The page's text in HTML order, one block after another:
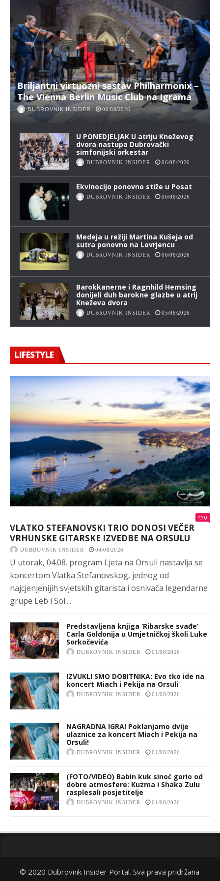
Briljantni virtuozni sastav Philharmonix –
The Vienna Berlin Music Club na Igrama
DUBROVNIK INSIDER 06/08/2026
U PONEDJELJAK U atriju Kneževog
dvora nastupa Dubrovački
simfonijski orkestar
DUBROVNIK INSIDER 06/08/2026
Ekvinocijo ponovno stiže u Posat
DUBROVNIK INSIDER 06/08/2026
Medeja u režiji Martina Kušeja od
sutra ponovno na Lovrjencu
DUBROVNIK INSIDER 06/08/2026
Barokkanerne i Ragnhild Hemsing
donijeli duh barokne glazbe u atrij
Kneževa dvora
DUBROVNIK INSIDER 05/08/2026
LIFESTYLE
0
VLATKO STEFANOVSKI TRIO DONOSI VEČER
VRHUNSKE GITARSKE IZVEDBE NA ORSULU
DUBROVNIK INSIDER 04/08/2026
U utorak, 04.08. program Ljeta na Orsuli nastavlja se
koncertom Vlatka Stefanovskog, jednog od
najcjenjenijih svjetskih gitarista i osnivača legendarne
grupe Leb i Sol....
Predstavljena knjiga ‘Ribarske svađe’
Carla Goldonija u Umjetničkoj školi Luke
Sorkočevića
DUBROVNIK INSIDER 01/08/2026
IZVUKLI SMO DOBITNIKA: Evo tko ide na
koncert Miach i Pekija na Orsuli
DUBROVNIK INSIDER 01/08/2026
NAGRADNA IGRA! Poklanjamo dvije
ulaznice za koncert Miach i Pekija na
Orsuli!
DUBROVNIK INSIDER 01/08/2026
(FOTO/VIDEO) Babin kuk sinoć gorio od
dobre atmosfere: Kuzma i Shaka Zulu
rasplesali posjetitelje
DUBROVNIK INSIDER 01/08/2026
© 2020 Dubrovnik Insider Portal. Sva prava pridržana.